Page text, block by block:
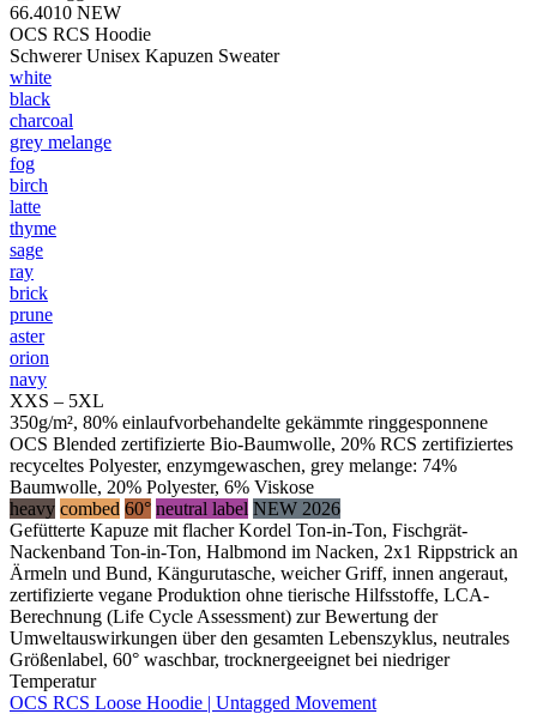
66.4010 NEW
OCS RCS Hoodie
Schwerer Unisex Kapuzen Sweater
white
black
charcoal
grey melange
fog
birch
latte
thyme
sage
ray
brick
prune
aster
orion
navy
XXS – 5XL
350g/m², 80% einlaufvorbehandelte gekämmte ringgesponnene
OCS Blended zertifizierte Bio-Baumwolle, 20% RCS zertifiziertes
recyceltes Polyester, enzymgewaschen, grey melange: 74%
Baumwolle, 20% Polyester, 6% Viskose
heavy combed 60° neutral label NEW 2026
Gefütterte Kapuze mit flacher Kordel Ton-in-Ton, Fischgrät-
Nackenband Ton-in-Ton, Halbmond im Nacken, 2x1 Rippstrick an
Ärmeln und Bund, Kängurutasche, weicher Griff, innen angeraut,
zertifizierte vegane Produktion ohne tierische Hilfsstoffe, LCA-
Berechnung (Life Cycle Assessment) zur Bewertung der
Umweltauswirkungen über den gesamten Lebenszyklus, neutrales
Größenlabel, 60° waschbar, trocknergeeignet bei niedriger
Temperatur
OCS RCS Loose Hoodie | Untagged Movement